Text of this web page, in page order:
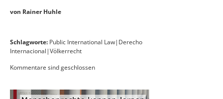
von Rainer Huhle
Schlagworte: Public International Law|Derecho
Internacional|Völkerrecht
Kommentare sind geschlossen